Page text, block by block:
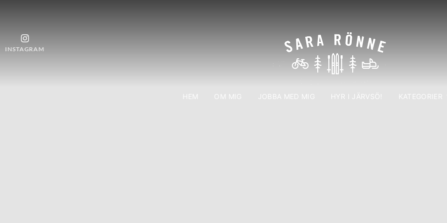
INSTAGRAM
HEM OM MIG JOBBA MED MIG HYR I JÄRVSÖ! KATEGORIER